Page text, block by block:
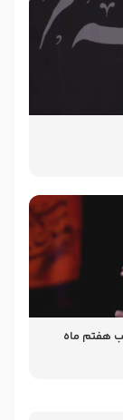
هفتم ماه